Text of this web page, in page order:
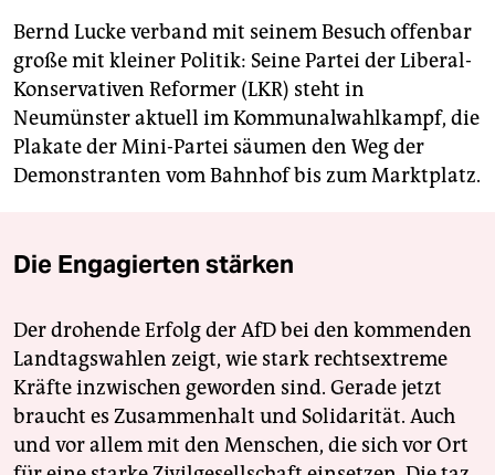
Bernd Lucke verband mit seinem Besuch offenbar
große mit kleiner Politik: Seine Partei der Liberal-
Konservativen Reformer (LKR) steht in
Neumünster aktuell im Kommunalwahlkampf, die
Plakate der Mini-Partei säumen den Weg der
Demonstranten vom Bahnhof bis zum Marktplatz.
Die Engagierten stärken
Der drohende Erfolg der AfD bei den kommenden
Landtagswahlen zeigt, wie stark rechtsextreme
Kräfte inzwischen geworden sind. Gerade jetzt
braucht es Zusammenhalt und Solidarität. Auch
und vor allem mit den Menschen, die sich vor Ort